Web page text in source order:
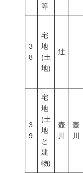
等
3
8
宅
地
(土
地)
辻
3
9
宅
地
(土
地
と
建
物)
壺
川
壺
川